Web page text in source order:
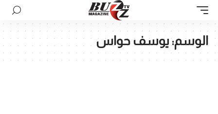
الوسم:يوسف حواس